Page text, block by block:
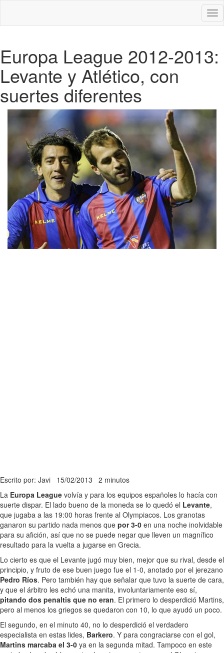
Europa League 2012-2013:
Levante y Atlético, con
suertes diferentes
Escrito por: Javi 15/02/2013 2 minutos
La Europa League volvía y para los equipos españoles lo hacía con
suerte dispar. El lado bueno de la moneda se lo quedó el Levante,
que jugaba a las 19:00 horas frente al Olympiacos. Los granotas
ganaron su partido nada menos que por 3-0 en una noche inolvidable
para su afición, así que no se puede negar que lleven un magnífico
resultado para la vuelta a jugarse en Grecia.
Lo cierto es que el Levante jugó muy bien, mejor que su rival, desde el
principio, y fruto de ese buen juego fue el 1-0, anotado por el jerezano
Pedro Ríos. Pero también hay que señalar que tuvo la suerte de cara,
y que el árbitro les echó una manita, involuntariamente eso sí,
pitando dos penaltis que no eran. El primero lo desperdició Martins,
pero al menos los griegos se quedaron con 10, lo que ayudó un poco.
El segundo, en el minuto 40, no lo desperdició el verdadero
especialista en estas lides, Barkero. Y para congraciarse con el gol,
Martins marcaba el 3-0 ya en la segunda mitad. Tampoco en este